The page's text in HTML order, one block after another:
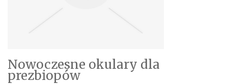
Nowoczesne okulary dla
prezbiopów